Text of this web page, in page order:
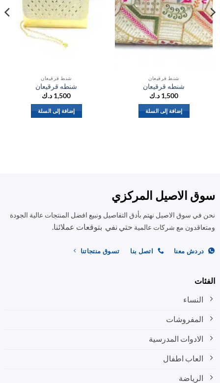
شنط قرقيعان
شنطه قرقيعان
1,500د.ك
إضافة إلى السلة
شنط قرقيعان
شنطه قرقيعان
1,500د.ك
إضافة إلى السلة
الاصيل المركزي
سوق الاصيل نهتم بأدق التفاصيل ونبيع افضل المنتجات عالية الجودة
مع شركات عالميةحتي نفي بتوقعات عملائنا.
دردش معنا اتصل بنا تسوق منتجاتنا
النساء
المفروشات
الادوات المدرسية
العاب اطفال
الرياضة